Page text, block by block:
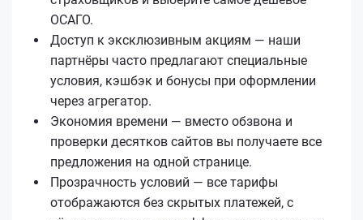
ОСАГО.
Доступ к эксклюзивным акциям — наши
партнёры часто предлагают специальные
условия, кэшбэк и бонусы при оформлении
через агрегатор.
Экономия времени — вместо обзвона и
проверки десятков сайтов вы получаете все
предложения на одной странице.
Прозрачность условий — все тарифы
отображаются без скрытых платежей, с